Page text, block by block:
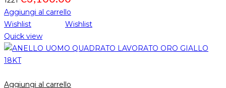
Aggiungi al carrello
Wishlist
Wishlist
Quick view
Aggiungi al carrello